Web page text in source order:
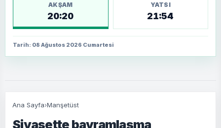
AKŞAM
20:20
YATSI
21:54
Tarih: 08 Ağustos 2026 Cumartesi
Ana Sayfa›Manşetüst
Siyasette bayramlaşma